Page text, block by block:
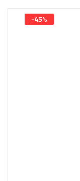
-45%